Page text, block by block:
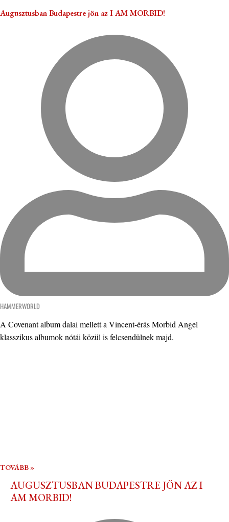
Augusztusban Budapestre jön az I AM MORBID!
HAMMERWORLD
A Covenant album dalai mellett a Vincent-érás Morbid Angel
klasszikus albumok nótái közül is felcsendülnek majd.
TOVÁBB »
AUGUSZTUSBAN BUDAPESTRE JÖN AZ I
AM MORBID!